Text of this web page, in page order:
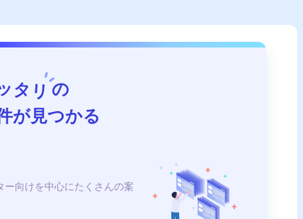
タリの
が見つかる
向けを中心にたくさんの案